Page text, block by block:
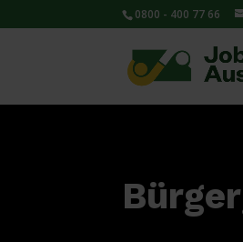
0800 - 400 77 66